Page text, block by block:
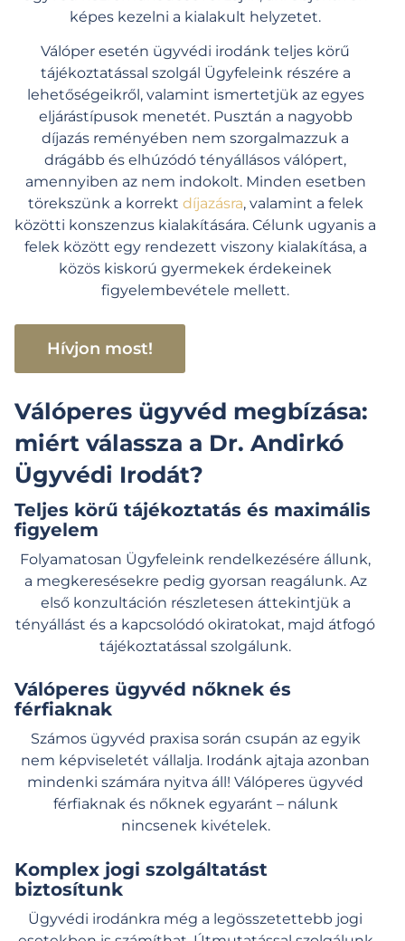
képes kezelni a kialakult helyzetet.
Válóper esetén ügyvédi irodánk teljes körű
tájékoztatással szolgál Ügyfeleinkrészére a
lehetőségeikről, valamint ismertetjük az egyes
eljárástípusok menetét. Pusztán a nagyobb
díjazás reményében nem szorgalmazzuk a
drágább és elhúzódó tényállásos válópert,
amennyiben az nem indokolt. Minden esetben
törekszünk a korrekt díjazásra, valamint a felek
közötti konszenzus kialakítására. Célunk ugyanis a
felek között egy rendezett viszony kialakítása, a
közös kiskorú gyermekek érdekeinek
figyelembevétele mellett.
Hívjon most!
Válóperes ügyvéd megbízása:
miért válassza a Dr. Andirkó
Ügyvédi Irodát?
Teljes körű tájékoztatás és maximális
figyelem
Folyamatosan Ügyfeleink rendelkezésére állunk,
a megkeresésekre pedig gyorsan reagálunk. Az
első konzultáción részletesen áttekintjük a
tényállást és a kapcsolódó okiratokat, majd átfogó
tájékoztatással szolgálunk.
Válóperes ügyvéd nőknek és
férfiaknak
Számos ügyvéd praxisa során csupán az egyik
nem képviseletét vállalja. Irodánk ajtaja azonban
mindenki számára nyitva áll! Válóperes ügyvéd
férfiaknak és nőknek egyaránt – nálunk
nincsenek kivételek.
Komplex jogi szolgáltatást
biztosítunk
Ügyvédi irodánkra még a legösszetettebb jogi